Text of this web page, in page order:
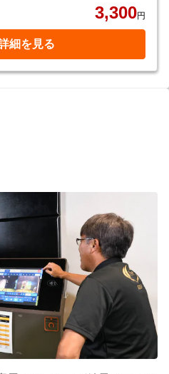
3,300円
細を見る